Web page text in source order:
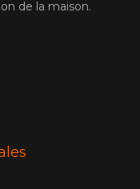
de la maison.